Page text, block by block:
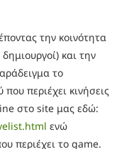
την κοινότητα
και την
το
περιέχει κινήσεις
στο site μας εδώ:
ενώ
περιέχει το game.